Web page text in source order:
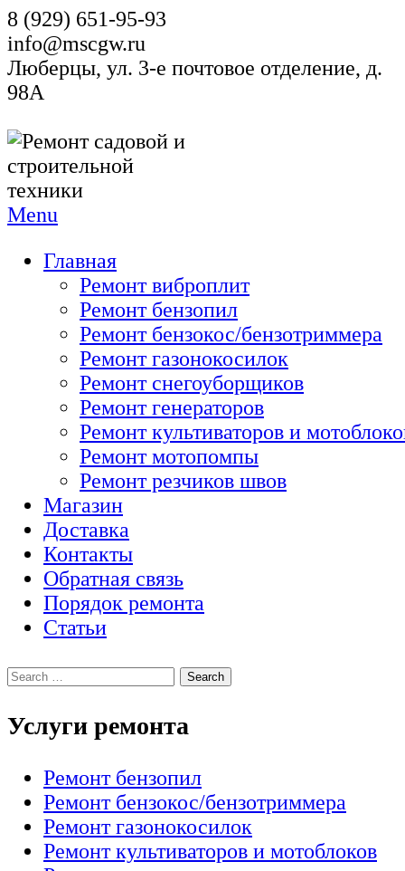
8 (929) 651-95-93
info@mscgw.ru
Люберцы, ул. 3-е почтовое отделение, д.
98А
Menu
Главная
Ремонт виброплит
Ремонт бензопил
Ремонт бензокос/бензотриммера
Ремонт газонокосилок
Ремонт снегоуборщиков
Ремонт генераторов
Ремонт культиваторов и
Ремонт мотопомпы
Ремонт резчиков швов
Магазин
Доставка
Контакты
Обратная связь
Порядок ремонта
Статьи
Услуги ремонта
Ремонт бензопил
Ремонт бензокос/бензотриммера
Ремонт газонокосилок
Ремонт культиваторов и мотоблоков